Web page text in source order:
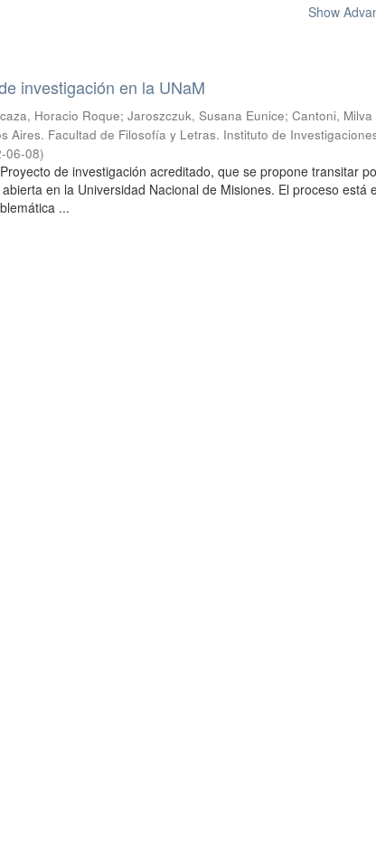
Show
investigación en la UNaM
Horacio Roque; Jaroszczuk, Susana Eunice; Cantoni, Milva
Aires. Facultad de Filosofía y Letras. Instituto de
06-08)
de investigación acreditado, que se propone transitar
en la Universidad Nacional de Misiones. El proceso está
...